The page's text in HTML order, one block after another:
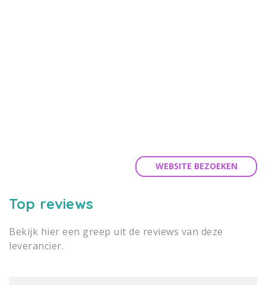
WEBSITE BEZOEKEN
Top reviews
Bekijk hier een greep uit de reviews van deze
leverancier.